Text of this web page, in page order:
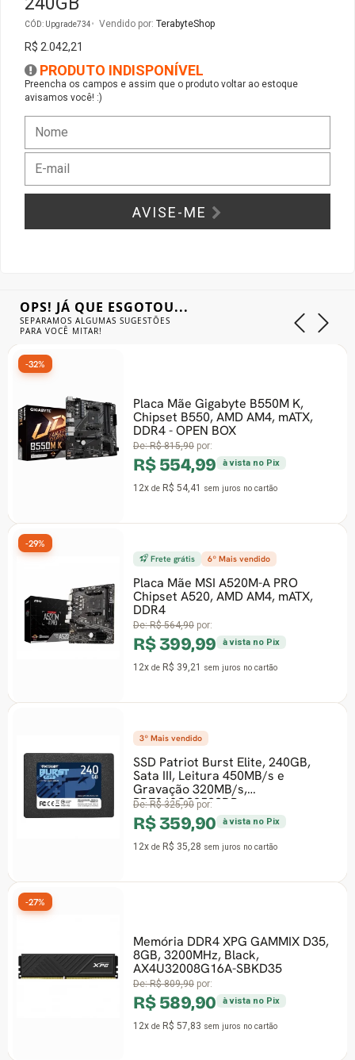
CÓD: Upgrade734 Vendido por: TerabyteShop
R$ 2.042,21
PRODUTO INDISPONÍVEL
Preencha os campos e assim que o produto voltar ao estoque
avisamos você! :)
AVISE-ME
OPS! JÁ QUE ESGOTOU...
SEPARAMOS ALGUMAS SUGESTÕES
PARA VOCÊ MITAR!
Placa Mãe Gigabyte B550M K,
Chipset B550, AMD AM4, mATX,
DDR4 - OPEN BOX
De: R$ 815,90por:
R$ 554,99 à vista no Pix
deR$ 54,41sem juros no cartão
-32%
Frete grátis 6º Mais vendido
Placa Mãe MSI A520M-A PRO
Chipset A520, AMD AM4, mATX,
DDR4
De: R$ 564,90por:
R$ 399,99 à vista no Pix
deR$ 39,21sem juros no cartão
-29%
3º Mais vendido
SSD Patriot Burst Elite, 240GB,
Sata III, Leitura 450MB/s e
Gravação 320MB/s,
PBE240GS25SSDR
R$ 325,90por:
R$ 359,90 à vista no Pix
deR$ 35,28sem juros no cartão
Memória DDR4 XPG GAMMIX D35,
8GB, 3200MHz, Black,
AX4U32008G16A-SBKD35
R$ 809,90por:
R$ 589,90 à vista no Pix
deR$ 57,83 sem juros no cartão
-27%
Ver Todos
Fontes Diversas
Ver Todos